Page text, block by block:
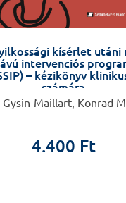
kísérlet utáni
intervenciós
– kézikönyv
számára
Gysin-Maillart, Konrad
4.400 Ft